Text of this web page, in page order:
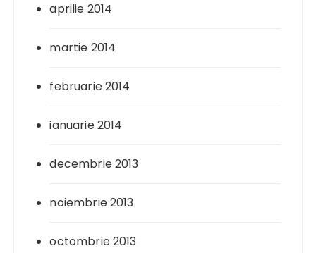
aprilie 2014
martie 2014
februarie 2014
ianuarie 2014
decembrie 2013
noiembrie 2013
octombrie 2013